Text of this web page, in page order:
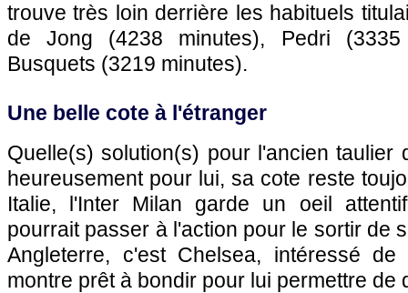
trouve très loin derrière les habituels
de Jong (4238 minutes), Pedri
Busquets (3219 minutes).
Une belle cote à l'étranger
Quelle(s) solution(s) pour l'ancien taulier
heureusement pour lui, sa cote reste
Italie, l'Inter Milan garde un oeil
pourrait passer à l'action pour le sortir de
Angleterre, c'est Chelsea, intéressé
montre prêt à bondir pour lui permettre de